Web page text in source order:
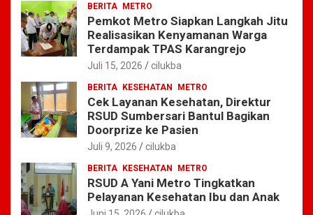
BERITA METRO
Pemkot Metro Siapkan Langkah Jitu
Realisasikan Kenyamanan Warga
Terdampak TPAS Karangrejo
Juli 15, 2026 cilukba
BERITA KESEHATAN METRO
Cek Layanan Kesehatan, Direktur
RSUD Sumbersari Bantul Bagikan
Doorprize ke Pasien
Juli 9, 2026 cilukba
BERITA KESEHATAN METRO
RSUD A Yani Metro Tingkatkan
Pelayanan Kesehatan Ibu dan Anak